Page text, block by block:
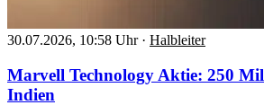
30.07.2026, 10:58 Uhr · Halbleiter
Marvell Technology Aktie: 250
Indien